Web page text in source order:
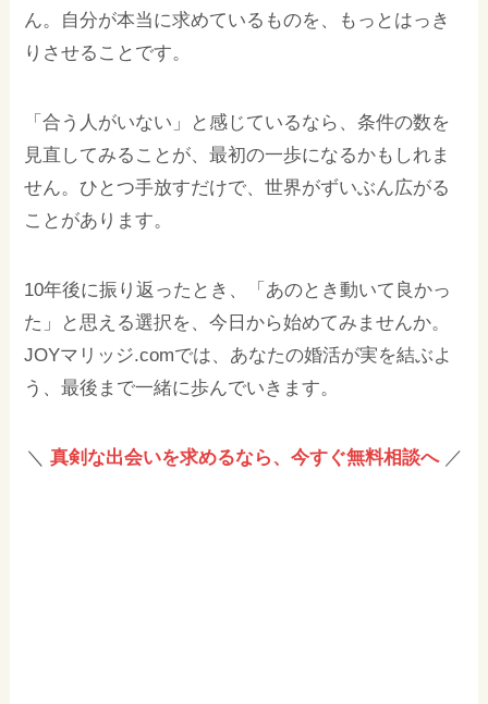
ん。自分が本当に求めているものを、もっとはっき
りさせることです。
「合う人がいない」と感じているなら、条件の数を
見直してみることが、最初の一歩になるかもしれま
せん。ひとつ手放すだけで、世界がずいぶん広がる
ことがあります。
10年後に振り返ったとき、「あのとき動いて良かっ
た」と思える選択を、今日から始めてみませんか。
JOYマリッジ.comでは、あなたの婚活が実を結ぶよ
う、最後まで一緒に歩んでいきます。
＼ 真剣な出会いを求めるなら、今すぐ無料相談へ／